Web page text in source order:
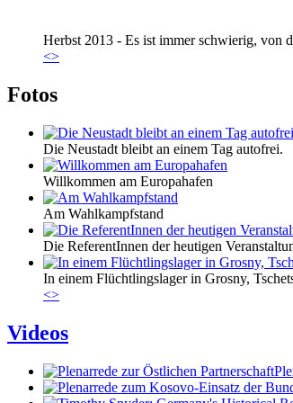
Herbst 2013 - Es ist immer schwierig, von
<>
Fotos
Die Neustadt bleibt an einem Tag autofrei.
Willkommen am Europahafen
Am Wahlkampfstand
Die ReferentInnen der heutigen
In einem Flüchtlingslager in Grosny,
<>
Videos